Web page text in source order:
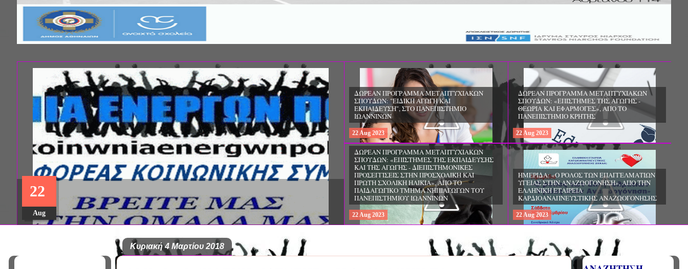
22
Aug
ΔΩΡΕΑΝ ΠΡΟΓΡΑΜΜΑ ΜΕΤΑΠΤΥΧΙΑΚΩΝ
ΣΠΟΥΔΩΝ: "ΕΙΔΙΚΗ ΑΓΩΓΗ ΚΑΙ
ΕΚΠΑΙΔΕΥΣΗ", ΣΤΟ ΠΑΝΕΠΙΣΤΗΜΙΟ
ΙΩΑΝΝΙΝΩΝ
22Aug 2023
ΔΩΡΕΑΝ ΠΡΟΓΡΑΜΜΑ ΜΕΤΑΠΤΥΧΙΑΚΩΝ
ΣΠΟΥΔΩΝ: «ΕΠΙΣΤΗΜΕΣ ΤΗΣ ΑΓΩΓΗΣ -
ΘΕΩΡΙΑ ΚΑΙ ΕΦΑΡΜΟΓΕΣ», ΑΠΟ ΤΟ
ΠΑΝΕΠΙΣΤΗΜΙΟ ΚΡΗΤΗΣ
22Aug 2023
ΔΩΡΕΑΝ ΠΡΟΓΡΑΜΜΑ ΜΕΤΑΠΤΥΧΙΑΚΩΝ
ΣΠΟΥΔΩΝ: «ΕΠΙΣΤΗΜΕΣ ΤΗΣ ΕΚΠΑΙΔΕΥΣΗΣ
ΚΑΙ ΤΗΣ ΑΓΩΓΗΣ - ΔΙΕΠΙΣΤΗΜΟΝΙΚΕΣ
ΠΡΟΣΕΓΓΙΣΕΙΣ ΣΤΗΝ ΠΡΟΣΧΟΛΙΚΗ ΚΑΙ
ΠΡΩΤΗ ΣΧΟΛΙΚΗ ΗΛΙΚΙΑ», ΑΠΟ ΤΟ
ΠΑΙΔΑΓΩΓΙΚΟ ΤΜΗΜΑ ΝΗΠΙΑΓΩΓΩΝ ΤΟΥ
ΠΑΝΕΠΙΣΤΗΜΙΟΥ ΙΩΑΝΝΙΝΩΝ
22Aug 2023
ΗΜΕΡΙΔΑ: «Ο ΡΟΛΟΣ ΤΩΝ ΕΠΑΓΓΕΛΜΑΤΙΩΝ
ΥΓΕΙΑΣ ΣΤΗΝ ΑΝΑΖΩΟΓΟΝΗΣΗ», ΑΠΟ ΤΗΝ
ΕΛΛΗΝΙΚΗ ΕΤΑΙΡΕΙΑ
ΚΑΡΔΙΟΑΝΑΠΝΕΥΣΤΙΚΗΣ ΑΝΑΖΩΟΓΟΝΗΣΗΣ
22Aug 2023
Κυριακή 4 Μαρτίου 2018